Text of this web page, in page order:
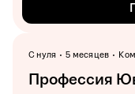
С нуля 5 месяцев
Профессия